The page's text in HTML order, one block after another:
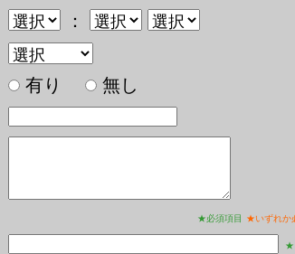
：
有り 無し
★必須項目 ★いずれか
★